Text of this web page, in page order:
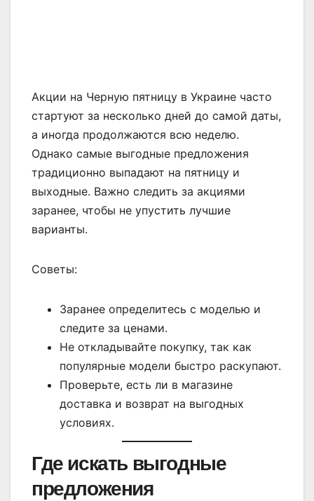
Акции на Черную пятницу в Украине часто
стартуют за несколько дней до самой даты,
а иногда продолжаются всю неделю.
Однако самые выгодные предложения
традиционно выпадают на пятницу и
выходные. Важно следить за акциями
заранее, чтобы не упустить лучшие
варианты.
Советы:
Заранее определитесь с моделью и
следите за ценами.
Не откладывайте покупку, так как
популярные модели быстро раскупают.
Проверьте, есть ли в магазине
доставка и возврат на выгодных
условиях.
Где искать выгодные
предложения